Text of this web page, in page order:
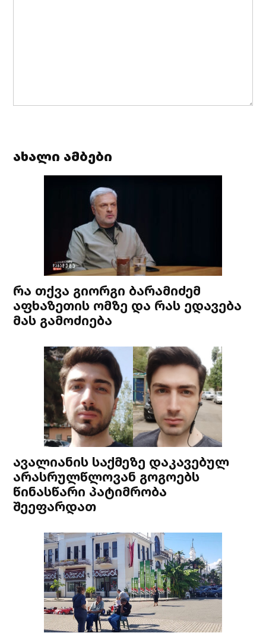
ახალი ამბები
რა თქვა გიორგი ბარამიძემ
აფხაზეთის ომზე და რას ედავება
მას გამოძიება
ავალიანის საქმეზე დაკავებულ
არასრულწლოვან გოგოებს
წინასწარი პატიმრობა
შეეფარდათ